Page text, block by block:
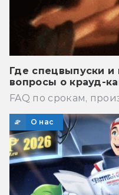
Где спецвыпуски
вопросы о крауд-
FAQ по срокам,
О нас